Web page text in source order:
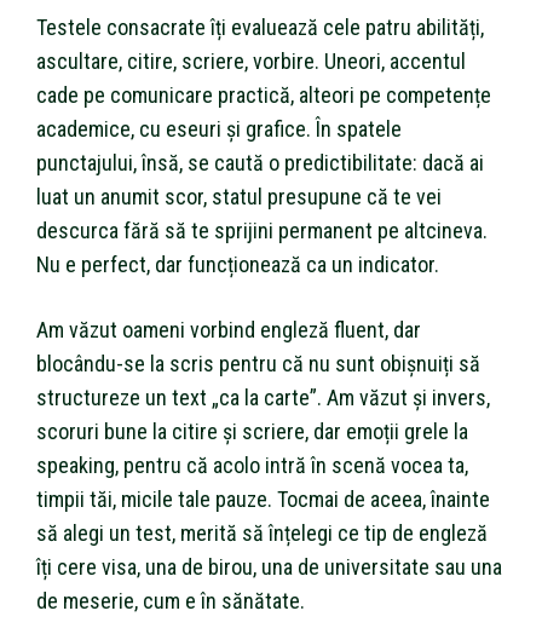
Testele consacrate îți evaluează cele patru abilități,
ascultare, citire, scriere, vorbire. Uneori, accentul
cade pe comunicare practică, alteori pe competențe
academice, cu eseuri și grafice. În spatele
punctajului, însă, se caută o predictibilitate: dacă ai
luat un anumit scor, statul presupune că te vei
descurca fără să te sprijini permanent pe altcineva.
Nu e perfect, dar funcționează ca un indicator.
Am văzut oameni vorbind engleză fluent, dar
blocându-se la scris pentru că nu sunt obișnuiți să
structureze un text „ca la carte”. Am văzut și invers,
scoruri bune la citire și scriere, dar emoții grele la
speaking, pentru că acolo intră în scenă vocea ta,
timpii tăi, micile tale pauze. Tocmai de aceea, înainte
să alegi un test, merită să înțelegi ce tip de engleză
îți cere visa, una de birou, una de universitate sau una
de meserie, cum e în sănătate.